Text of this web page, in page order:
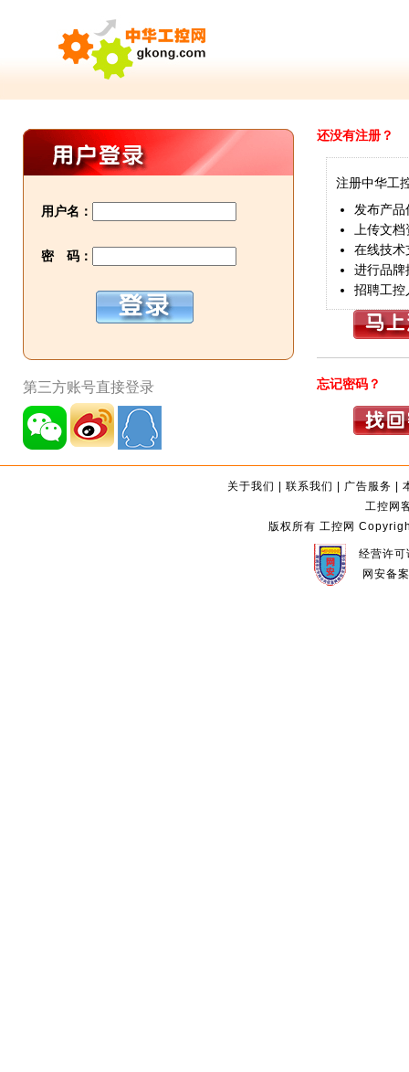
用户名：
密 码：
第三方账号直接登录
还没有注册？
注册中华工
发布产品
上传文档
在线技术
进行品牌
招聘工控
忘记密码？
关于我们 |联系我们 | 广告服务 |
工控网
版权所有 工控网
经营许
网安备